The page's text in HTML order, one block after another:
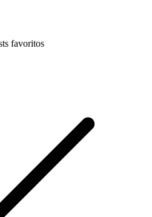
favoritos